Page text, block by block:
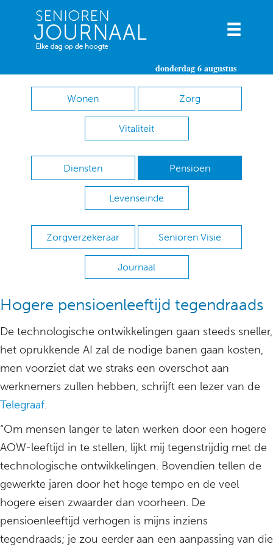
donderdag 6 augustus
Wonen Zorg
Vitaliteit
Diensten Pensioen
Levenseinde
Zorgverzekeraar Senioren Visie
Journaal
Hogere pensioenleeftijd tegendraads
De technologische ontwikkelingen gaan steeds sneller,
het oprukkende AI zal de nodige banen gaan kosten,
men voorziet dat we straks een overschot aan
werknemers zullen hebben, schrijft een lezer van de
Telegraaf.
“Om mensen langer te laten werken door een hogere
AOW-leeftijd in te stellen, lijkt mij tegenstrijdig met de
technologische ontwikkelingen. Bovendien tellen de
gewerkte jaren door het hoge tempo en de veel
hogere eisen zwaarder dan voorheen. De
pensioenleeftijd verhogen is mijns inziens
tegendraads; je zou eerder aan een aanpassing van die